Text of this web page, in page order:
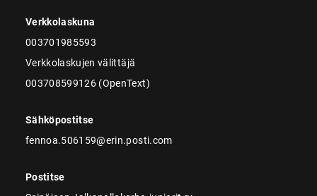
Verkkolaskuna
003701985593
Verkkolaskujen välittäjä
003708599126 (OpenText)
Sähköpostitse
fennoa.506159@erin.posti.com
Postitse